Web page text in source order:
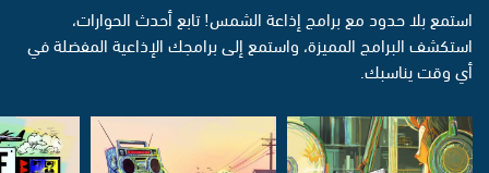
استمع بلا حدود مع برامج إذاعة الشمس! تابع أحدث الحوارات،
استكشف البرامج المميزة، واستمع إلى برامجك الإذاعية المفضلة في
أي وقت يناسبك.